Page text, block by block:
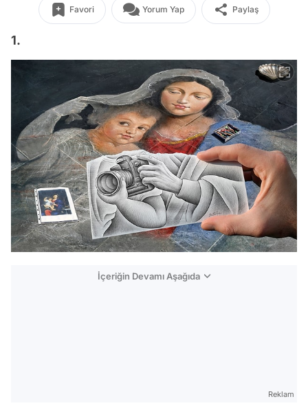
Favori Yorum Yap Paylaş
1.
İçeriğin Devamı Aşağıda
Reklam